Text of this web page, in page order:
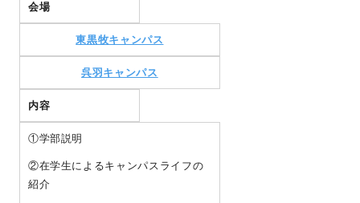
会場
東黒牧キャンパス
呉羽キャンパス
内容
①学部説明
②在学生によるキャンパスライフの
紹介